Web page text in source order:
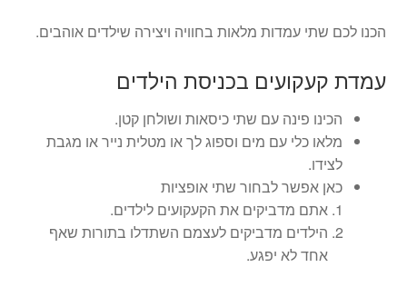
הכנו לכם שתי עמדות מלאות בחוויה ויצירה שילדים אוהבים.
עמדת קעקועים בכניסת הילדים
הכינו פינה עם שתי כיסאות ושולחן קטן.
מלאו כלי עם מים וספוג לך או מטלית נייר או מגבת
לצידו.
כאן אפשר לבחור שתי אופציות
אתם מדביקים את הקעקועים לילדים.
הילדים מדביקים לעצמם השתדלו בתורות שאף
אחד לא יפגע.